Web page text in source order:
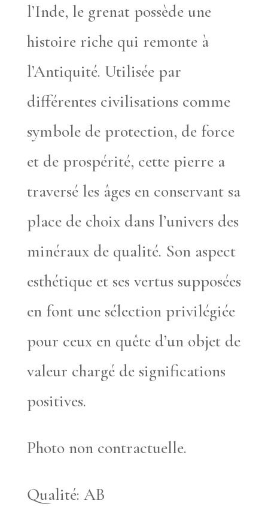
l’Inde, le grenat possède une
histoire riche qui remonte à
l’Antiquité. Utilisée par
différentes civilisations comme
symbole de protection, de force
et de prospérité, cette pierre a
traversé les âges en conservant sa
place de choix dans l’univers des
minéraux de qualité. Son aspect
esthétique et ses vertus supposées
en font une sélection privilégiée
pour ceux en quête d’un objet de
valeur chargé de significations
positives.
Photo non contractuelle.
Qualité: AB